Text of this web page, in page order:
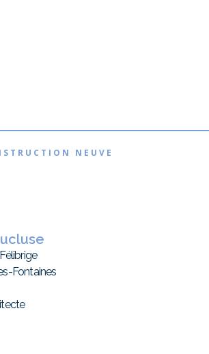
NEUVE
Fontaines